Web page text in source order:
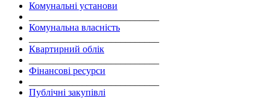
Комунальні установи
Комунальна власність
Квартирний облік
Фінансові ресурси
Публічні закупівлі